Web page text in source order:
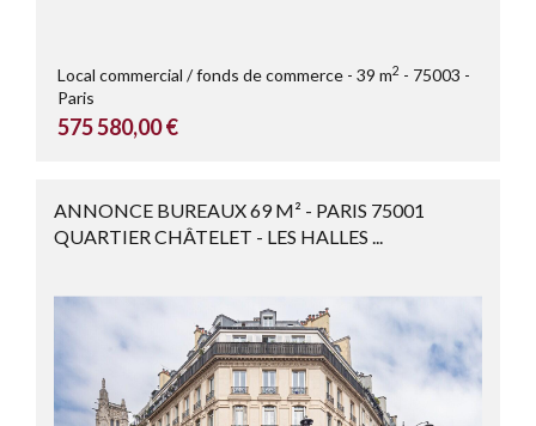
Local commercial / fonds de commerce 39 m2
75003
Paris
575 580,00 €
ANNONCE BUREAUX 69 M² - PARIS 75001
QUARTIER CHÂTELET - LES HALLES ...